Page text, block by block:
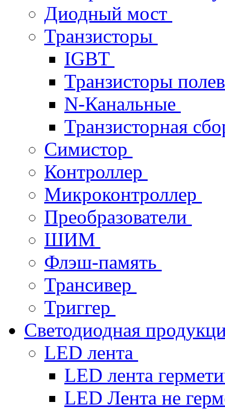
Диодный мост
Транзисторы
IGBT
Транзисторы
N-Канальные
Транзисторная
Симистор
Контроллер
Микроконтроллер
Преобразователи
ШИМ
Флэш-память
Трансивер
Триггер
Светодиодная
LED лента
LED лента
LED Лента не